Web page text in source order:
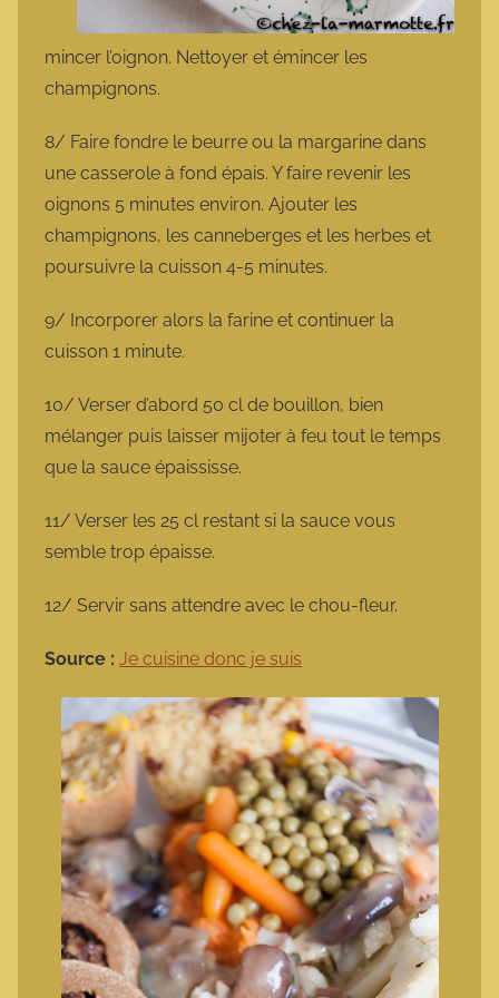
mincer l’oignon. Nettoyer et émincer les
champignons.
8/ Faire fondre le beurre ou la margarine dans
une casserole à fond épais. Y faire revenir les
oignons 5 minutes environ. Ajouter les
champignons, les canneberges et les herbes et
poursuivre la cuisson 4-5 minutes.
9/ Incorporer alors la farine et continuer la
cuisson 1 minute.
10/ Verser d’abord 50 cl de bouillon, bien
mélanger puis laisser mijoter à feu tout le temps
que la sauce épaississe.
11/ Verser les 25 cl restant si la sauce vous
semble trop épaisse.
12/ Servir sans attendre avec le chou-fleur.
Source : Je cuisine donc je suis